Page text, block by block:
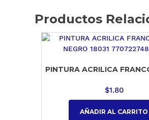
Productos
PINTURA ACRILICA
$1.80
AÑADIR AL CARRITO